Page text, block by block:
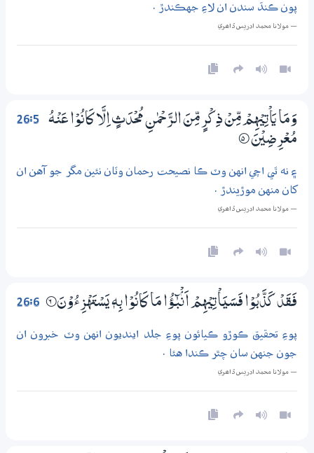
پون ڪنڌ سندن ان لاءِ جهڪندڙ .
— مولانا محمد ادريس ڏاھري
26:5
وَمَا يَاْتِيْهِمْ مِّنْ ذِكْرٍ مِّنَ الرَّحْمٰنِ مُحْدَثٍ اِلَّا كَانُوْا عَنْهُ
مُعْرِضِيْنَ 5‏۝
۽ نه ٿي اچي انهن وٽ ڪا نصيحت رحمان وٽان نئين مگر جو آهن ان
کان منهن موڙيندڙ .
— مولانا محمد ادريس ڏاھري
26:6 فَقَدْ كَذَّبُوْا فَسَيَاْتِيْهِمْ اَنْۢبٰۗـؤُا مَا كَانُوْا بِهٖ يَسْتَهْزِءُوْنَ 6‏۝
پوءِ تحقيق ڪوڙو ڪيائون پوءِ جلد اينديون انهن وٽ خبرون ان
جون جنهن سان چٿر ڪندا هئا .
— مولانا محمد ادريس ڏاھري